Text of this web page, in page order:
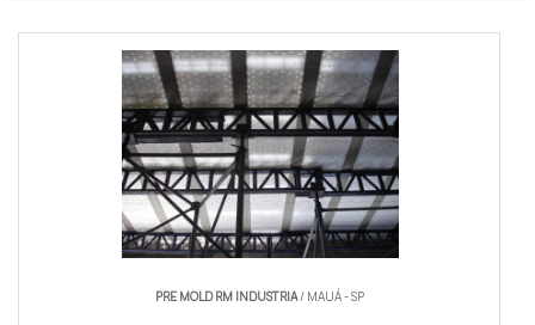
PRE MOLD RM INDUSTRIA/ MAUÁ - SP